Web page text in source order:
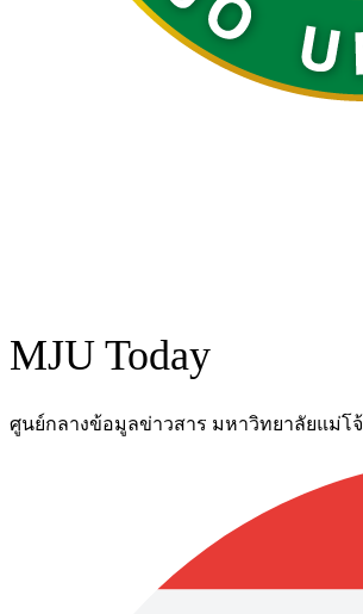
MJU Today
ศูนย์กลางข้อมูลข่าวสาร มหาวิทยาลัยแม่โจ้